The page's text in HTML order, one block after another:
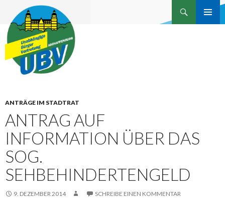
Unabhängige Bürgervertretung
ANTRÄGE IM STADTRAT
ANTRAG AUF
INFORMATION ÜBER DAS
SOG.
SEHBEHINDERTENGELD
9. DEZEMBER 2014 SCHREIBE EINEN KOMMENTAR